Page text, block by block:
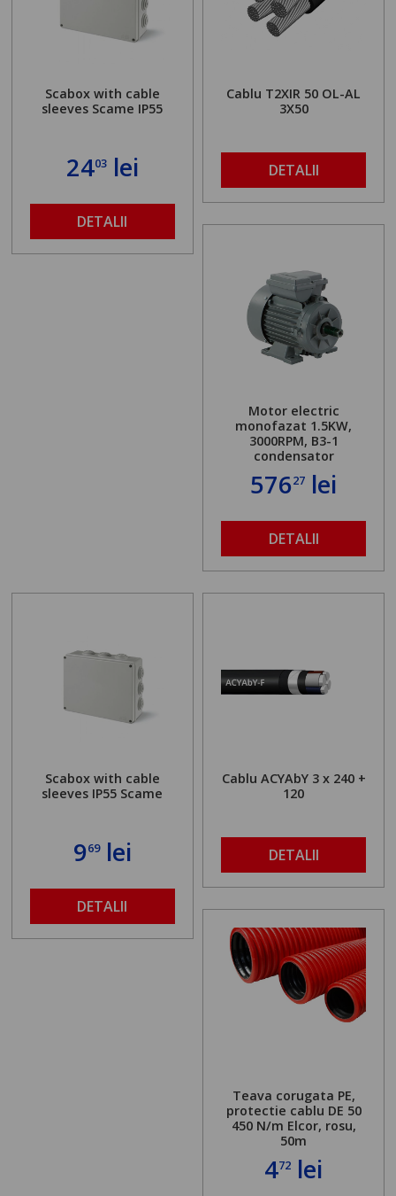
Scabox with cable
sleeves Scame IP55
2403lei
DETALII
Cablu T2XIR 50 OL-AL
3X50
DETALII
Motor electric
monofazat 1.5KW,
3000RPM, B3-1
condensator
57627 lei
DETALII
Scabox with cable
sleeves IP55 Scame
969lei
DETALII
Cablu ACYAbY 3 x 240 +
120
DETALII
Teava corugata PE,
protectie cablu DE 50
450 N/m Elcor, rosu,
50m
472 lei